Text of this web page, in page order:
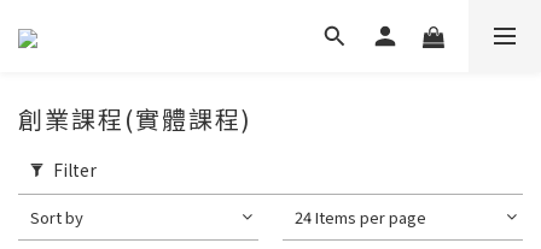
創業課程(實體課程)
Filter
Sort by 24 Items per page